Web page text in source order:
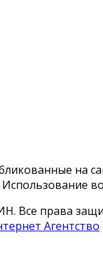
на
Все права
Агентство